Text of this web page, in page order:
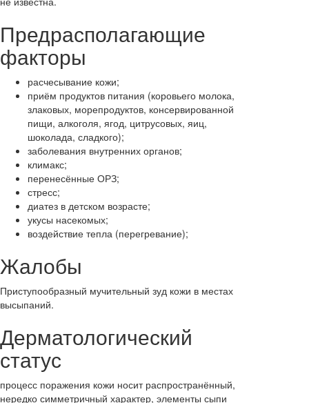
Предрасполагающие
факторы
расчесывание кожи;
приём продуктов питания (коровьего молока,
злаковых, морепродуктов, консервированной
пищи, алкоголя, ягод, цитрусовых, яиц,
шоколада, сладкого);
заболевания внутренних органов;
климакс;
перенесённые ОРЗ;
стресс;
диатез в детском возрасте;
укусы насекомых;
воздействие тепла (перегревание);
Жалобы
Приступообразный мучительный зуд кожи в местах
высыпаний.
Дерматологический
статус
процесс поражения кожи носит распространённый,
нередко симметричный характер, элементы сыпи